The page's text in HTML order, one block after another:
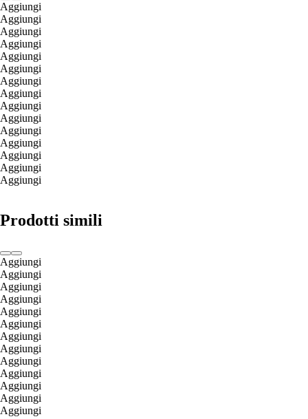
Aggiungi
Aggiungi
Aggiungi
Aggiungi
Aggiungi
Aggiungi
Aggiungi
Aggiungi
Aggiungi
Aggiungi
Aggiungi
Aggiungi
Aggiungi
Aggiungi
Aggiungi
Prodotti simili
Aggiungi
Aggiungi
Aggiungi
Aggiungi
Aggiungi
Aggiungi
Aggiungi
Aggiungi
Aggiungi
Aggiungi
Aggiungi
Aggiungi
Aggiungi